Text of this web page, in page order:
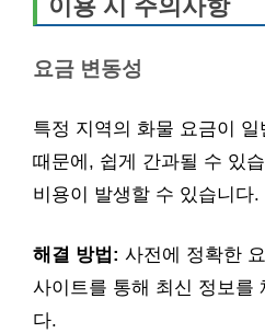
이용 시 주의사항
요금 변동성
특정 지역의 화물 요금이
때문에, 쉽게 간과될 수 있
비용이 발생할 수 있습니다.
해결 방법: 사전에 정확한
사이트를 통해 최신 정보를
다.